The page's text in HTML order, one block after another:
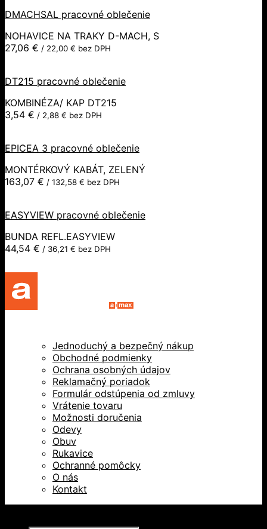
DMACHSAL pracovné oblečenie
NOHAVICE NA TRAKY D-MACH, S
27,06 € / 22,00 € bez DPH
DT215 pracovné oblečenie
KOMBINÉZA/ KAP DT215
3,54 € / 2,88 € bez DPH
EPICEA 3 pracovné oblečenie
MONTÉRKOVÝ KABÁT, ZELENÝ
163,07 € / 132,58 € bez DPH
EASYVIEW pracovné oblečenie
BUNDA REFL.EASYVIEW
44,54 € / 36,21 € bez DPH
Jednoduchý a bezpečný nákup
Obchodné podmienky
Ochrana osobných údajov
Reklamačný poriadok
Formulár odstúpenia od zmluvy
Vrátenie tovaru
Možnosti doručenia
Odevy
Obuv
Rukavice
Ochranné pomôcky
O nás
Kontakt